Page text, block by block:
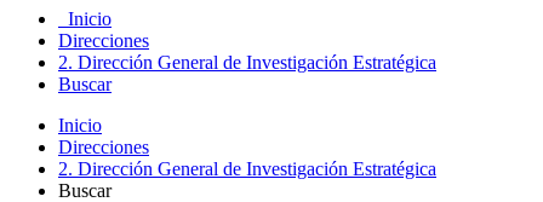
Inicio
Direcciones
2. Dirección General de Investigación Estratégica
Buscar
Inicio
Direcciones
2. Dirección General de Investigación Estratégica
Buscar